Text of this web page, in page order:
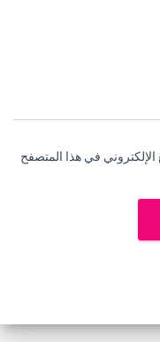
في هذا المتصفح